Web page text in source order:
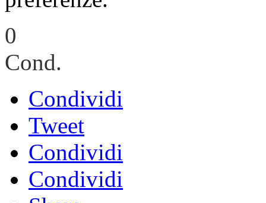
0
Cond.
Condividi
Tweet
Condividi
Condividi